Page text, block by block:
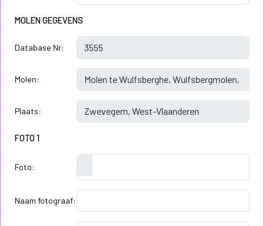
MOLEN GEGEVENS
Database Nr:
Molen:
Plaats:
FOTO 1
Foto:
Naam fotograaf: